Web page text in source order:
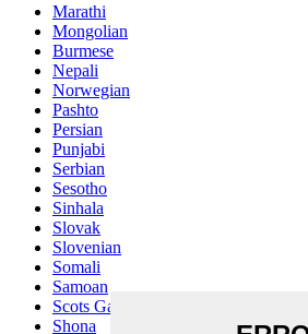
Marathi
Mongolian
Burmese
Nepali
Norwegian
Pashto
Persian
Punjabi
Serbian
Sesotho
Sinhala
Slovak
Slovenian
Somali
Samoan
Scots Gaelic
Shona